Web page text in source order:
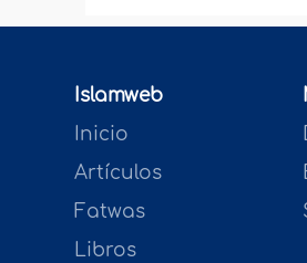
Islamweb
Inicio
Artículos
Fatwas
Libros